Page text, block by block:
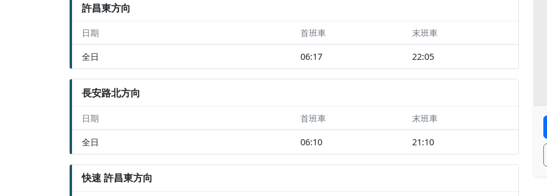
許昌東方向
日期 首班車 末班車
全日 06:17 22:05
長安路北方向
日期 首班車 末班車
全日 06:10 21:10
快速 許昌東方向